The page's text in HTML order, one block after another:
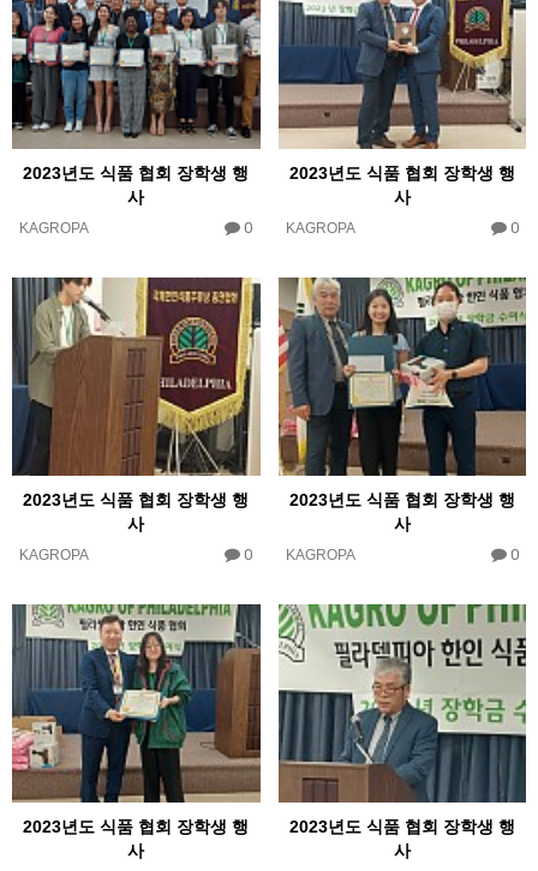
2023년도 식품 협회 장학생 행
사
KAGROPA 0
2023년도 식품 협회 장학생 행
사
KAGROPA 0
2023년도 식품 협회 장학생 행
사
KAGROPA 0
2023년도 식품 협회 장학생 행
사
KAGROPA 0
2023년도 식품 협회 장학생 행
사
2023년도 식품 협회 장학생 행
사